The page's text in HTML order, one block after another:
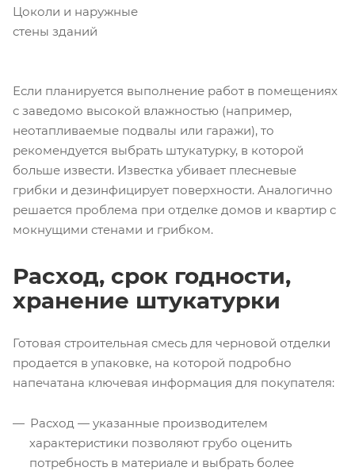
Цоколи и наружные
стены зданий
Если планируется выполнение работ в помещениях
с заведомо высокой влажностью (например,
неотапливаемые подвалы или гаражи), то
рекомендуется выбрать штукатурку, в которой
больше извести. Известка убивает плесневые
грибки и дезинфицирует поверхности. Аналогично
решается проблема при отделке домов и квартир с
мокнущими стенами и грибком.
Расход, срок годности,
хранение штукатурки
Готовая строительная смесь для черновой отделки
продается в упаковке, на которой подробно
напечатана ключевая информация для покупателя:
Расход — указанные производителем
характеристики позволяют грубо оценить
потребность в материале и выбрать более